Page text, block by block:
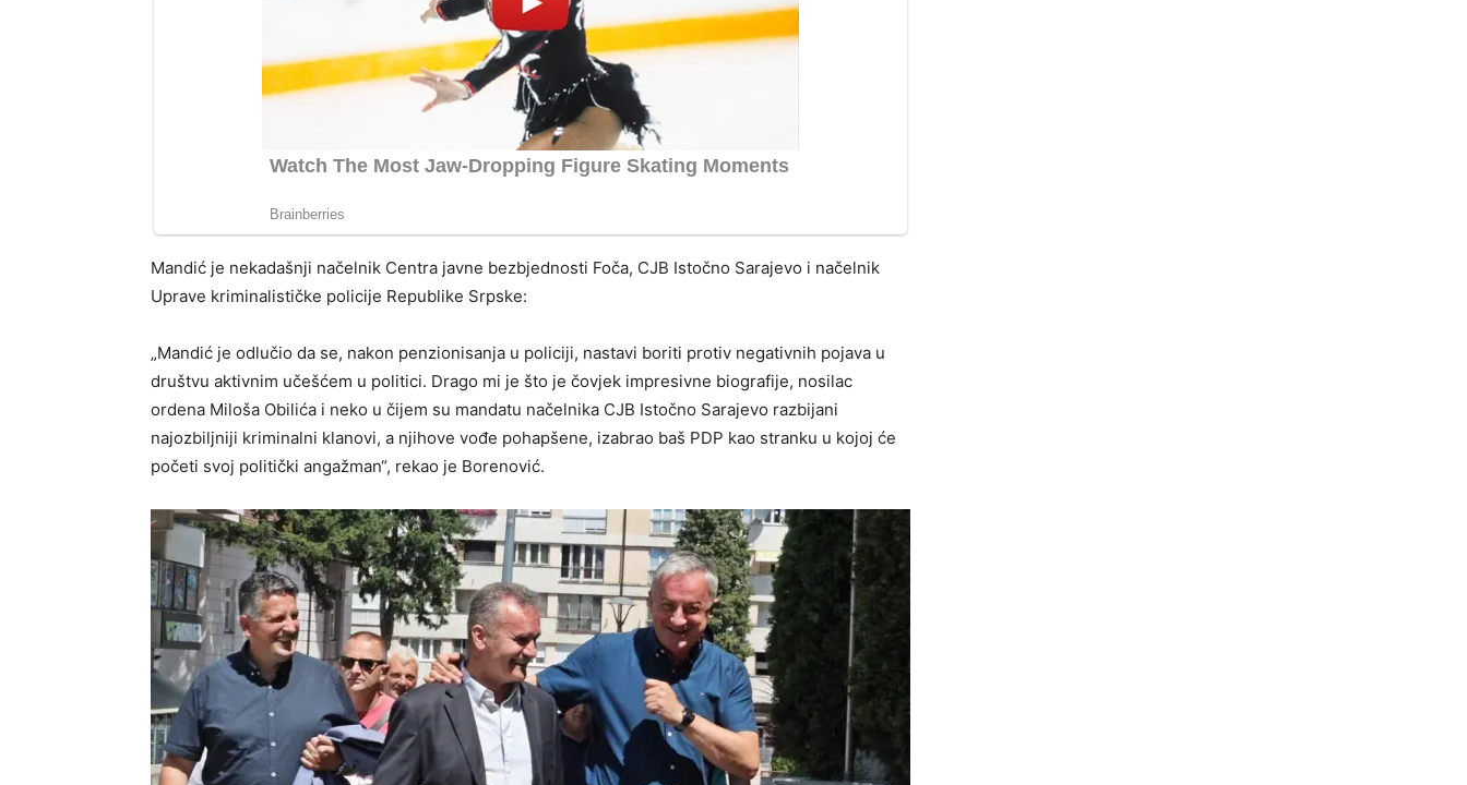
Mandić je nekadašnji načelnik Centra javne bezbjednosti Foča, CJB Istočno Sarajevo i načelnik
Uprave kriminalističke policije Republike Srpske:
„Mandić je odlučio da se, nakon penzionisanja u policiji, nastavi boriti protiv negativnih pojava u
društvu aktivnim učešćem u politici. Drago mi je što je čovjek impresivne biografije, nosilac
ordena Miloša Obilića i neko u čijem su mandatu načelnika CJB Istočno Sarajevo razbijani
najozbiljniji kriminalni klanovi, a njihove vođe pohapšene, izabrao baš PDP kao stranku u kojoj će
početi svoj politički angažman“, rekao je Borenović.